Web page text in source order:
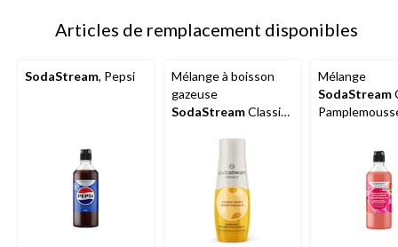
Articles de remplacement disponibles
SodaStream, Pepsi
Mélange à boisson
gazeuse
SodaStreamClassic,
Mélange
SodaStream